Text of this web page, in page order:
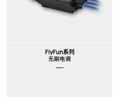
FlyFun系列
无刷电调